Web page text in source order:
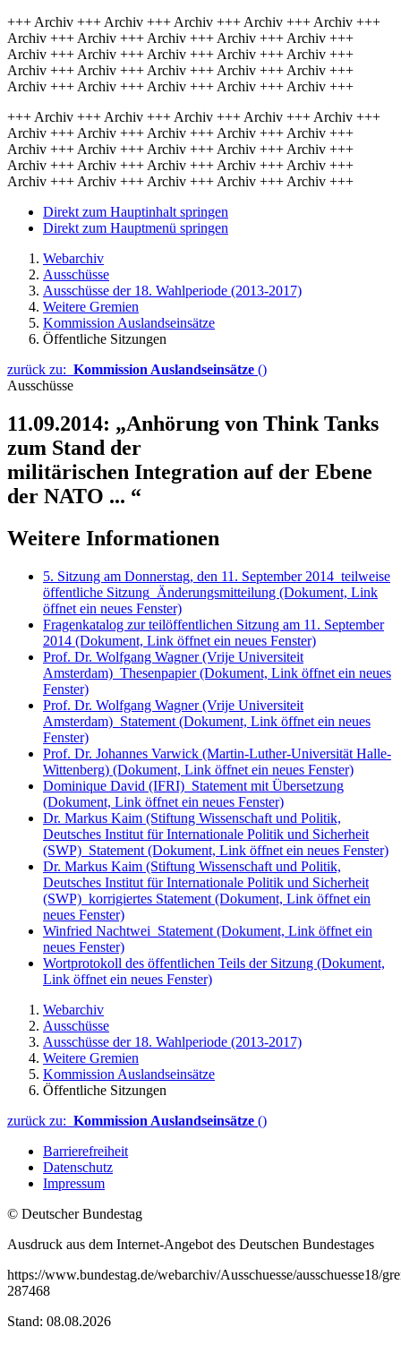
+++ Archiv +++ Archiv +++ Archiv +++ Archiv +++ Archiv +++
Archiv +++ Archiv +++ Archiv +++ Archiv +++ Archiv +++
Archiv +++ Archiv +++ Archiv +++ Archiv +++ Archiv +++
Archiv +++ Archiv +++ Archiv +++ Archiv +++ Archiv +++
Archiv +++ Archiv +++ Archiv +++ Archiv +++ Archiv +++
+++ Archiv +++ Archiv +++ Archiv +++ Archiv +++ Archiv +++
Archiv +++ Archiv +++ Archiv +++ Archiv +++ Archiv +++
Archiv +++ Archiv +++ Archiv +++ Archiv +++ Archiv +++
Archiv +++ Archiv +++ Archiv +++ Archiv +++ Archiv +++
Archiv +++ Archiv +++ Archiv +++ Archiv +++ Archiv +++
Direkt zum Hauptinhalt springen
Direkt zum Hauptmenü springen
Webarchiv
Ausschüsse
Ausschüsse der 18. Wahlperiode (2013-2017)
Weitere Gremien
Kommission Auslandseinsätze
Öffentliche Sitzungen
zurück zu: Kommission Auslandseinsätze ()
Ausschüsse
11.09.2014: „Anhörung von Think Tanks
zum Stand der
militärischen Integration auf der Ebene
der NATO ... “
Weitere Informationen
5. Sitzung am Donnerstag, den 11. September 2014_teilweise
öffentliche Sitzung_Änderungsmitteilung (Dokument, Link
öffnet ein neues Fenster)
Fragenkatalog zur teilöffentlichen Sitzung am 11. September
2014 (Dokument, Link öffnet ein neues Fenster)
Prof. Dr. Wolfgang Wagner (Vrije Universiteit
Amsterdam)_Thesenpapier(Dokument, Link öffnet ein neues
Fenster)
Prof. Dr. Wolfgang Wagner (Vrije Universiteit
Amsterdam)_Statement (Dokument, Link öffnet ein neues
Fenster)
Prof. Dr. Johannes Varwick (Martin-Luther-Universität Halle-
Wittenberg) (Dokument, Link öffnet ein neues Fenster)
Dominique David (IFRI)_Statement mit Übersetzung
(Dokument, Link öffnet ein neues Fenster)
Dr. Markus Kaim (Stiftung Wissenschaft und Politik,
Deutsches Institut für Internationale Politik und Sicherheit
(SWP)_Statement (Dokument, Link öffnet ein neues Fenster)
Dr. Markus Kaim (Stiftung Wissenschaft und Politik,
Deutsches Institut für Internationale Politik und Sicherheit
(SWP)_korrigiertes Statement (Dokument, Link öffnet ein
neues Fenster)
Winfried Nachtwei_Statement (Dokument, Link öffnet ein
neues Fenster)
Wortprotokoll des öffentlichen Teils der Sitzung (Dokument,
Link öffnet ein neues Fenster)
Webarchiv
Ausschüsse
Ausschüsse der 18. Wahlperiode (2013-2017)
Weitere Gremien
Kommission Auslandseinsätze
Öffentliche Sitzungen
zurück zu: Kommission Auslandseinsätze ()
Barrierefreiheit
Datenschutz
Impressum
© Deutscher Bundestag
Ausdruck aus dem Internet-Angebot des Deutschen Bundestages
https://www.bundestag.de/webarchiv/Ausschuesse/ausschuesse18/
287468
Stand: 08.08.2026